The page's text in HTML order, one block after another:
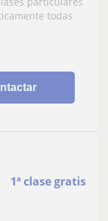
todas
1ª clase gratis